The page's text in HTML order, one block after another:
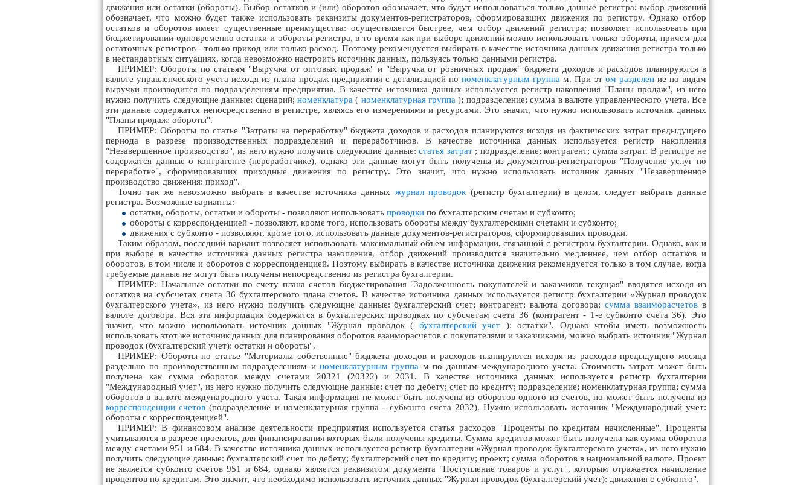
движения или остатки (обороты). Выбор остатков и (или) оборотов обозначает, что будут использоваться только данные регистра; выбор движений
обозначает, что можно будет также использовать реквизиты документов-регистраторов, сформировавших движения по регистру. Однако отбор
остатков и оборотов имеет существенные преимущества: осуществляется быстрее, чем отбор движений регистра; позволяет использовать при
бюджетировании одновременно остатки и обороты регистра, в то время как при выборе движений можно использовать только обороты, причем для
остаточных регистров - только приход или только расход. Поэтому рекомендуется выбирать в качестве источника данных движения регистра только
в нестандартных ситуациях, когда невозможно настроить источник данных, пользуясь только данными регистра.
ПРИМЕР: Обороты по статьям "Выручка от оптовых продаж" и "Выручка от розничных продаж" бюджета доходов и расходов планируются в
валюте управленческого учета исходя из плана продаж предприятия с детализацией пономенклатурным группа м. При эт ом разделение по видам
выручки производится по подразделениям предприятия. В качестве источника данных используется регистр накопления "Планы продаж", из него
нужно получить следующие данные: сценарий; номенклатура( номенклатурная группа ); подразделение; сумма в валюте управленческого учета. Все
эти данные содержатся непосредственно в регистре, являясь его измерениями и ресурсами. Это значит, что нужно использовать источник данных
"Планы продаж: обороты".
ПРИМЕР: Обороты по статье "Затраты на переработку" бюджета доходов и расходов планируются исходя из фактических затрат предыдущего
периода в разрезе производственных подразделений и переработчиков. В качестве источника данных используется регистр накопления
"Незавершенное производство", из него нужно получить следующие данные:статья затрат; подразделение; контрагент; сумма затрат. В регистре не
содержатся данные о контрагенте (переработчике), однако эти данные могут быть получены из документов-регистраторов "Получение услуг по
переработке", сформировавших приходные движения по регистру. Это значит, что нужно использовать источник данных "Незавершенное
производство движения: приход".
Точно так же невозможно выбрать в качестве источника данных журнал проводок(регистр бухгалтерии) в целом, следует выбрать данные
регистра. Возможные варианты:
остатки, обороты, остатки и обороты - позволяют использовать проводки по бухгалтерским счетам и субконто;
обороты с корреспонденцией - позволяют, кроме того, использовать обороты между бухгалтерскими счетами и субконто;
движения с субконто - позволяют, кроме того, использовать данные документов-регистраторов, сформировавших проводки.
Таким образом, последний вариант позволяет использовать максимальный объем информации, связанной с регистром бухгалтерии. Однако, как и
при выборе в качестве источника данных регистра накопления, отбор движений производится значительно медленнее, чем отбор остатков и
оборотов, в том числе и оборотов с корреспонденцией. Поэтому выбирать в качестве источника движения рекомендуется только в том случае, когда
требуемые данные не могут быть получены непосредственно из регистра бухгалтерии.
ПРИМЕР: Начальные остатки по счету плана счетов бюджетирования "Задолженность покупателей и заказчиков текущая" вводятся исходя из
остатков на субсчетах счета 36 бухгалтерского плана счетов. В качестве источника данных используется регистр бухгалтерии «Журнал проводок
бухгалтерского учета», из него нужно получить следующие данные: бухгалтерский счет; контрагент; валюта договора;сумма взаиморасчетов в
валюте договора. Вся эта информация содержится в бухгалтерских проводках по субсчетам счета 36 (контрагент - 1-е субконто счета 36). Это
значит, что можно использовать источник данных "Журнал проводок ( бухгалтерский учет ): остатки". Однако чтобы иметь возможность
использовать этот же источник данных для планирования оборотов взаиморасчетов с покупателями и заказчиками, можно выбрать источник "Журнал
проводок (бухгалтерский учет): остатки и обороты".
ПРИМЕР: Обороты по статье "Материалы собственные" бюджета доходов и расходов планируются исходя из расходов предыдущего месяца
раздельно по производственным подразделениям и номенклатурным группа м по данным международного учета. Стоимость затрат может быть
получена как сумма оборотов между счетами 20321 (20322) и 2031. В качестве источника данных используется регистр бухгалтерии
"Международный учет", из него нужно получить следующие данные: счет по дебету; счет по кредиту; подразделение; номенклатурная группа; сумма
оборотов в валюте международного учета. Такая информация не может быть получена из оборотов одного из счетов, но может быть получена из
корреспонденции счетов (подразделение и номенклатурная группа - субконто счета 2032). Нужно использовать источник "Международный учет:
обороты с корреспонденцией".
ПРИМЕР: В финансовом анализе деятельности предприятия используется статья расходов "Проценты по кредитам начисленные". Проценты
учитываются в разрезе проектов, для финансирования которых были получены кредиты. Сумма кредитов может быть получена как сумма оборотов
между счетами 951 и 684. В качестве источника данных используется регистр бухгалтерии «Журнал проводок бухгалтерского учета», из него нужно
получить следующие данные: бухгалтерский счет по дебету; бухгалтерский счет по кредиту; проект; сумма оборотов в национальной валюте. Проект
не является субконто счетов 951 и 684, однако является реквизитом документа "Поступление товаров и услуг", которым отражается начисление
процентов по кредитам. Это значит, что необходимо использовать источник данных "Журнал проводок (бухгалтерский учет): движения с субконто".